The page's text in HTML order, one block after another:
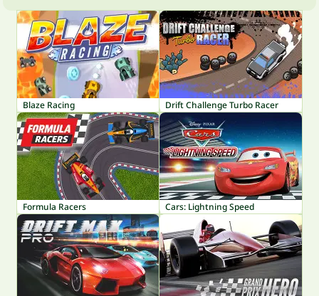
Blaze Racing Drift Challenge Turbo Racer
Formula Racers Cars: Lightning Speed